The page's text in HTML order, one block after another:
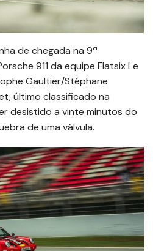
de chegada na 9ª
911 da equipe Flatsix Le
Gaultier/Stéphane
último classificado na
desistido a vinte minutos do
de uma válvula.